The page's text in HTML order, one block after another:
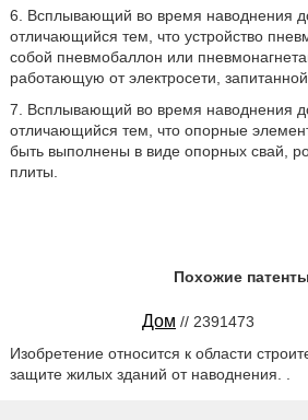
6. Всплывающий во время наводнения
отличающийся тем, что устройство
собой пневмобаллон или
работающую от электросети, запитанной
7. Всплывающий во время наводнения
отличающийся тем, что опорные
быть выполнены в виде опорных свай,
плиты.
Похожие
Дом // 2391473
Изобретение относится к области
защите жилых зданий от наводнения. .